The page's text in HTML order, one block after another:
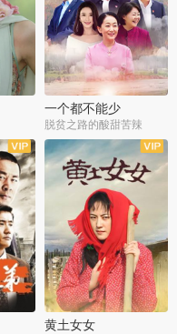
一个都不能少
脱贫之路的酸甜苦辣
全23集
黄土女女